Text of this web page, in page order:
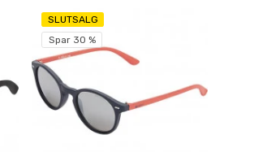
SLUTSALG
Spar 30 %